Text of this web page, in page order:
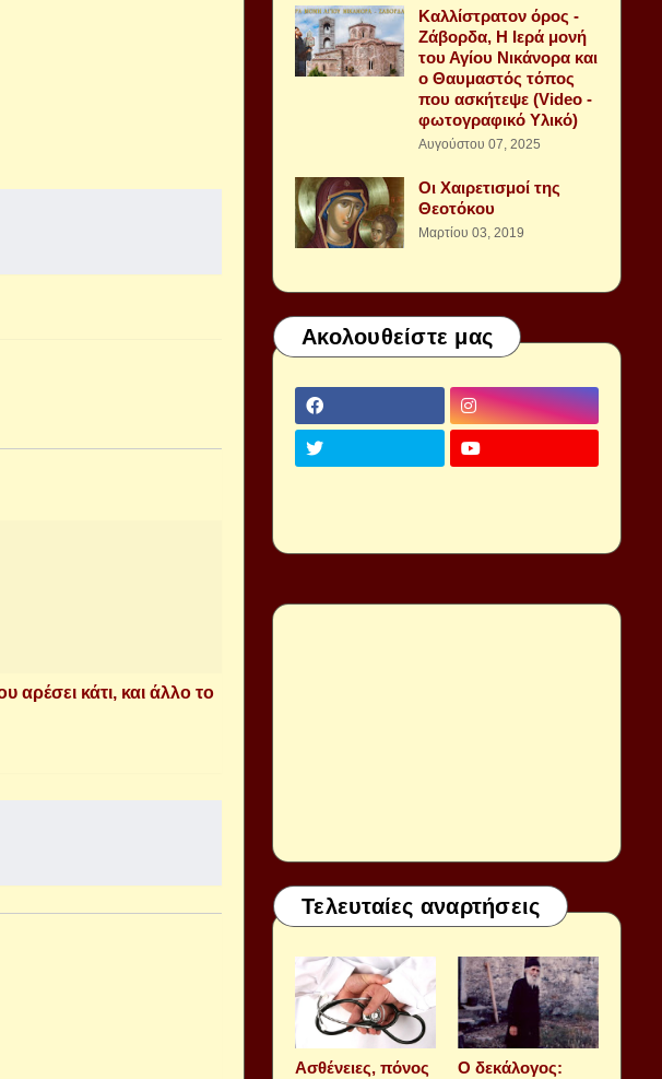
αρέσει κάτι, και άλλο το
Καλλίστρατον όρος -
Ζάβορδα, Η Ιερά μονή
του Αγίου Νικάνορα και
ο Θαυμαστός τόπος
που ασκήτεψε (Video -
φωτογραφικό Υλικό)
Αυγούστου 07, 2025
Οι Χαιρετισμοί της
Θεοτόκου
Μαρτίου 03, 2019
Ακολουθείστε μας
Τελευταίες αναρτήσεις
Aσθένειες, πόνος
Ο δεκάλογος: